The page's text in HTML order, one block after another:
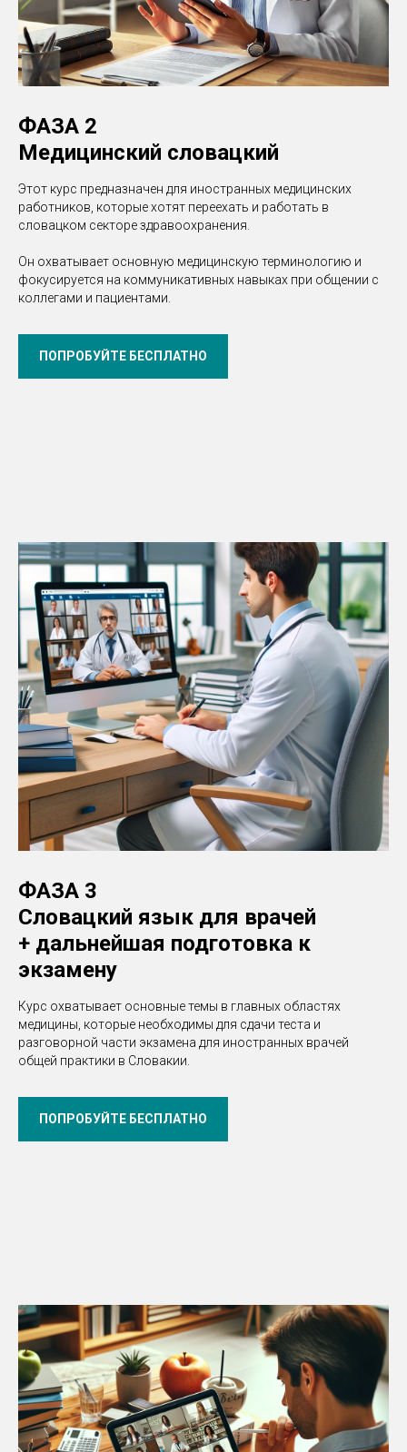
ФАЗА 2
Медицинский словацкий
Этот курс предназначен для иностранных медицинских
работников, которые хотят переехать и работать в
словацком секторе здравоохранения.
Он охватывает основную медицинскую терминологию и
фокусируется на коммуникативных навыках при общении с
коллегами и пациентами.
ПОПРОБУЙТЕ БЕСПЛАТНО
ФАЗА 3
Словацкий язык для врачей
+ дальнейшая подготовка к
экзамену
Курс охватывает основные темы в главных областях
медицины, которые необходимы для сдачи теста и
разговорной части экзамена для иностранных врачей
общей практики в Словакии.
ПОПРОБУЙТЕ БЕСПЛАТНО